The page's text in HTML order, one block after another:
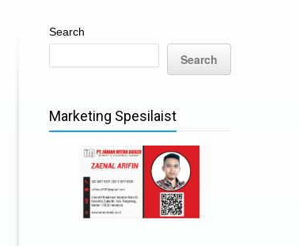
Search
Search
Marketing Spesilaist